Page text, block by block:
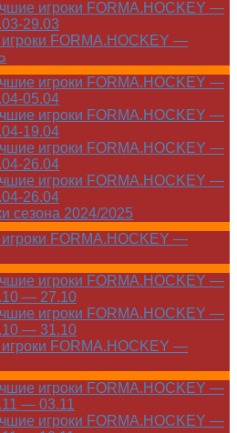
игроки FORMA.HOCKEY —
29.03
FORMA.HOCKEY —
игроки FORMA.HOCKEY —
05.04
игроки FORMA.HOCKEY —
19.04
игроки FORMA.HOCKEY —
26.04
игроки FORMA.HOCKEY —
26.04
сезона 2024/2025
FORMA.HOCKEY —
игроки FORMA.HOCKEY —
— 27.10
игроки FORMA.HOCKEY —
— 31.10
FORMA.HOCKEY —
игроки FORMA.HOCKEY —
— 03.11
игроки FORMA.HOCKEY —